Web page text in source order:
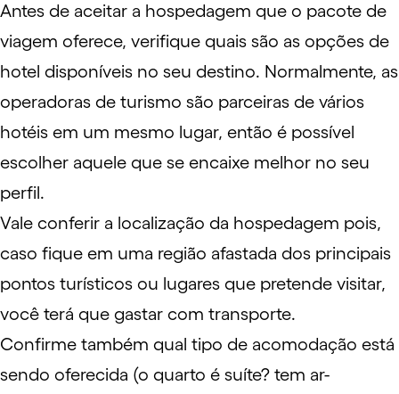
Antes de aceitar a hospedagem que o pacote de
viagem oferece, verifique quais são as opções de
hotel disponíveis no seu destino. Normalmente, as
operadoras de turismo são parceiras de vários
hotéis em um mesmo lugar, então é possível
escolher aquele que se encaixe melhor no seu
perfil.
Vale conferir a localização da hospedagem pois,
caso fique em uma região afastada dos principais
pontos turísticos ou lugares que pretende visitar,
você terá que gastar com transporte.
Confirme também qual tipo de acomodação está
sendo oferecida (o quarto é suíte? tem ar-